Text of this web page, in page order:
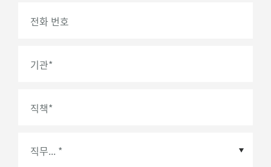
전화 번호
기관*
직책*